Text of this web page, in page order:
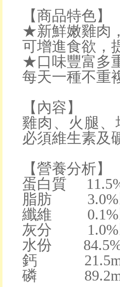
【商品特色】
★新鮮嫩雞肉
可增進食欲，
★口味豐富多
每天一種不重
【內容】
雞肉、火腿
必須維生素及
【營養分析】
蛋白質
脂肪 3.0%
纖維 0.1%
灰分 1.0%
水份 84.5%
鈣
磷